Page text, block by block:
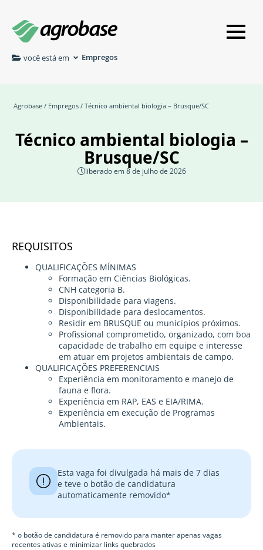
você está em Empregos
Agrobase / Empregos / Técnico ambiental biologia – Brusque/SC
Técnico ambiental biologia –
Brusque/SC
liberado em 8 de julho de 2026
REQUISITOS
QUALIFICAÇÕES MÍNIMAS
Formação em Ciências Biológicas.
CNH categoria B.
Disponibilidade para viagens.
Disponibilidade para deslocamentos.
Residir em BRUSQUE ou municípios próximos.
Profissional comprometido, organizado, com boa
capacidade de trabalho em equipe e interesse
em atuar em projetos ambientais de campo.
QUALIFICAÇÕES PREFERENCIAIS
Experiência em monitoramento e manejo de
fauna e flora.
Experiência em RAP, EAS e EIA/RIMA.
Experiência em execução de Programas
Ambientais.
Esta vaga foi divulgada há mais de 7 dias
e teve o botão de candidatura
automaticamente removido*
* o botão de candidatura é removido para manter apenas vagas
recentes ativas e minimizar links quebrados